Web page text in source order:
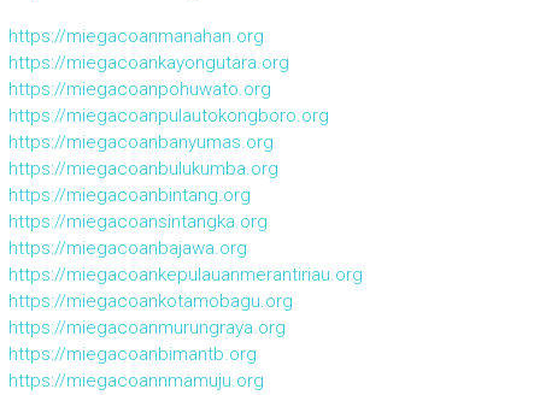
https://miegacoanmanahan.org
https://miegacoankayongutara.org
https://miegacoanpohuwato.org
https://miegacoanpulautokongboro.org
https://miegacoanbanyumas.org
https://miegacoanbulukumba.org
https://miegacoanbintang.org
https://miegacoansintangka.org
https://miegacoanbajawa.org
https://miegacoankepulauanmerantiriau.org
https://miegacoankotamobagu.org
https://miegacoanmurungraya.org
https://miegacoanbimantb.org
https://miegacoannmamuju.org